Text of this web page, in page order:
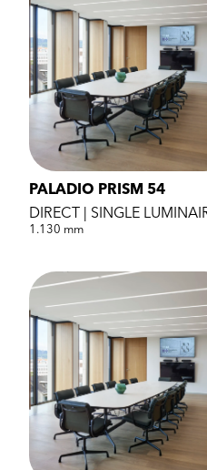
PALADIO PRISM 54
DIRECT | SINGLE
1.130 mm